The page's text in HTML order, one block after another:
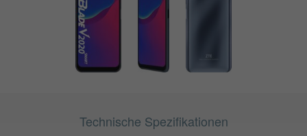
Technische Spezifikationen